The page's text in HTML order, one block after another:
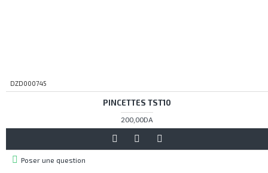
DZD000745
PINCETTES TST10
200,00DA
Poser une question